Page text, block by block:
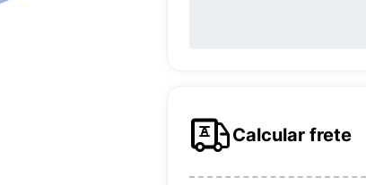
Calcular frete